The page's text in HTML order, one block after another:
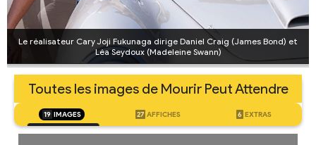
Le réalisateur Cary Joji Fukunaga dirige Daniel Craig (James Bond) et
Léa Seydoux (Madeleine Swann)
Toutes les images de Mourir Peut Attendre
19 IMAGES 27 AFFICHES 6 EXTRAS